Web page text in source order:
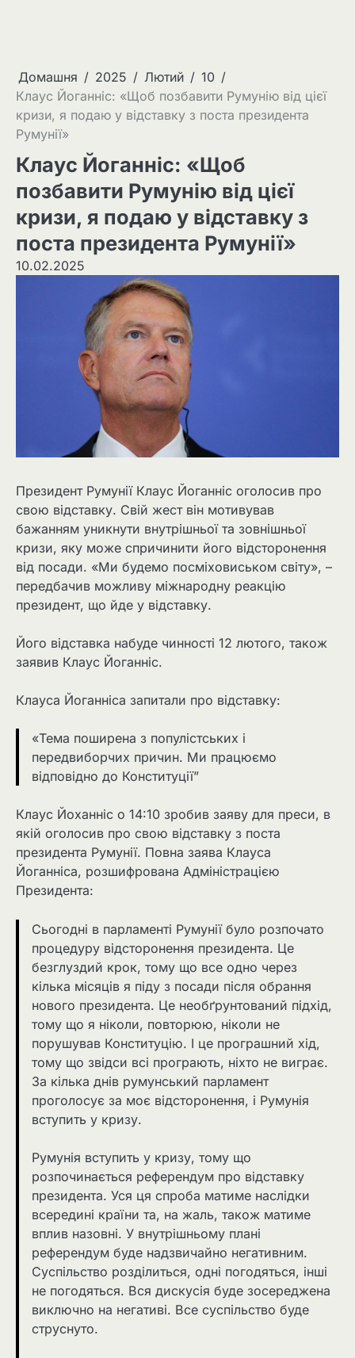
Домашня 2025 Лютий
10
Клаус Йоганніс: «Щоб позбавити Румунію від цієї
кризи, я подаю у відставку з поста президента
Румунії»
Клаус Йоганніс: «Щоб
позбавити Румунію від цієї
кризи, я подаю у відставку з
поста президента Румунії»
10.02.2025
Президент Румунії Клаус Йоганніс оголосив про
свою відставку. Свій жест він мотивував
бажанням уникнути внутрішньої та зовнішньої
кризи, яку може спричинити його відсторонення
від посади. «Ми будемо посміховиськом світу», –
передбачив можливу міжнародну реакцію
президент, що йде у відставку.
Його відставка набуде чинності 12 лютого, також
заявив Клаус Йоганніс.
Клауса Йоганніса запитали про відставку:
«Тема поширена з популістських і
передвиборчих причин. Ми працюємо
відповідно до Конституції”
Клаус Йоханніс о 14:10 зробив заяву для преси, в
якій оголосив про свою відставку з поста
президента Румунії. Повна заява Клауса
Йоганніса, розшифрована Адміністрацією
Президента:
Сьогодні в парламенті Румунії було розпочато
процедуру відсторонення президента. Це
безглуздий крок, тому що все одно через
кілька місяців я піду з посади після обрання
нового президента. Це необґрунтований підхід,
тому що я ніколи, повторюю, ніколи не
порушував Конституцію. І це програшний хід,
тому що звідси всі програють, ніхто не виграє.
За кілька днів румунський парламент
проголосує за моє відсторонення, і Румунія
вступить у кризу.
Румунія вступить у кризу, тому що
розпочинається референдум про відставку
президента. Уся ця спроба матиме наслідки
всередині країни та, на жаль, також матиме
вплив назовні. У внутрішньому плані
референдум буде надзвичайно негативним.
Суспільство розділиться, одні погодяться, інші
не погодяться. Вся дискусія буде зосереджена
виключно на негативі. Все суспільство буде
струснуто.